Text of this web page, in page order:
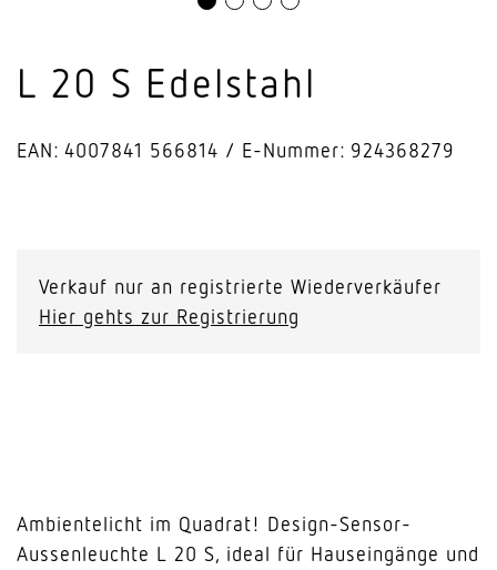
L 20 S Edelstahl
EAN: 4007841 566814 E-Nummer: 924368279
Edelstahl
Verkauf nur an registrierte Wiederverkäufer
Hier gehts zur Registrierung
Ambientelicht im Quadrat! Design-Sensor-
Aussenleuchte L 20 S, ideal für Hauseingänge und